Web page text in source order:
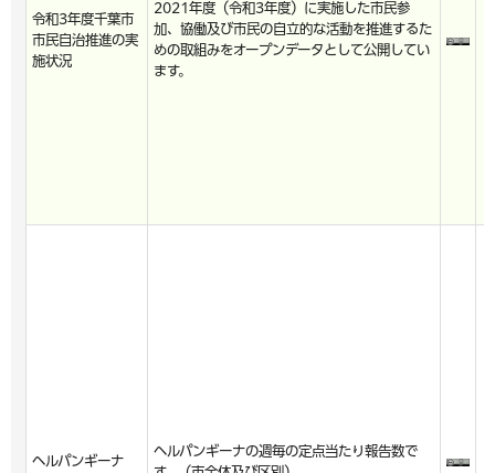
令和3年度千葉市
市民自治推進の実
施状況
2021年度（令和3年度）に実施した市民参
加、協働及び市民の自立的な活動を推進するた
めの取組みをオープンデータとして公開してい
ます。
ヘルパンギーナ
ヘルパンギーナの週毎の定点当たり報告数で